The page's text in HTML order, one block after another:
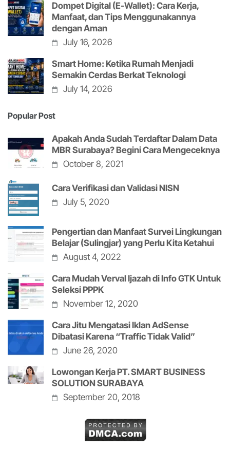
Dompet Digital (E-Wallet): Cara Kerja,
Manfaat, dan Tips Menggunakannya
dengan Aman
July 16, 2026
Smart Home: Ketika Rumah Menjadi
Semakin Cerdas Berkat Teknologi
July 14, 2026
Popular Post
Apakah Anda Sudah Terdaftar Dalam Data
MBR Surabaya? Begini Cara Mengeceknya
October 8, 2021
Cara Verifikasi dan Validasi NISN
July 5, 2020
Pengertian dan Manfaat Survei Lingkungan
Belajar (Sulingjar) yang Perlu Kita Ketahui
August 4, 2022
Cara Mudah Verval Ijazah di Info GTK Untuk
Seleksi PPPK
November 12, 2020
Cara Jitu Mengatasi Iklan AdSense
Dibatasi Karena “Traffic Tidak Valid”
June 26, 2020
Lowongan Kerja PT. SMART BUSINESS
SOLUTION SURABAYA
September 20, 2018